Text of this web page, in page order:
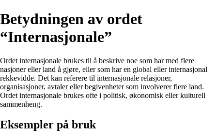
Betydningen av ordet
“Internasjonale”
Ordet internasjonale brukes til å beskrive noe som har med flere
nasjoner eller land å gjøre, eller som har en global eller internasjonal
rekkevidde. Det kan referere til internasjonale relasjoner,
organisasjoner, avtaler eller begivenheter som involverer flere land.
Ordet internasjonale brukes ofte i politisk, økonomisk eller kulturell
sammenheng.
Eksempler på bruk